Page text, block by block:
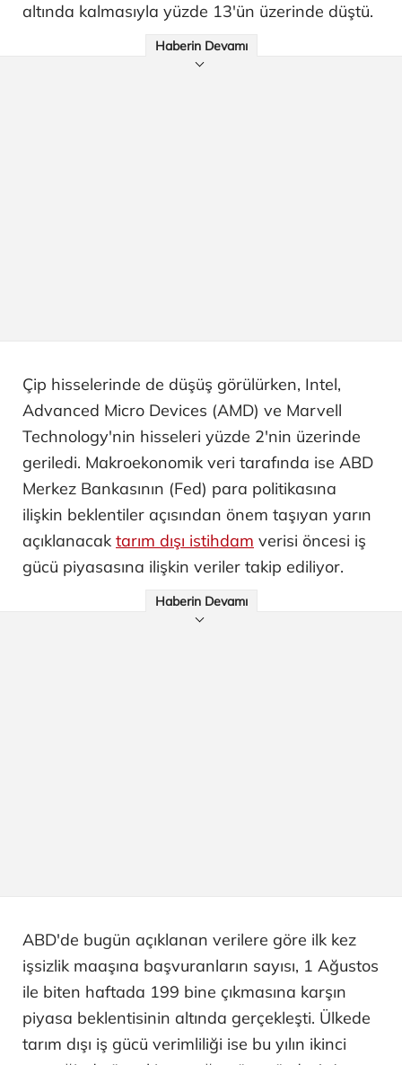
altında kalmasıyla yüzde 13'ün üzerinde düştü.
Haberin Devamı
Çip hisselerinde de düşüş görülürken, Intel,
Advanced Micro Devices (AMD) ve Marvell
Technology'nin hisseleri yüzde 2'nin üzerinde
geriledi. Makroekonomik veri tarafında ise ABD
Merkez Bankasının (Fed) para politikasına
ilişkin beklentiler açısından önem taşıyan yarın
açıklanacak tarım dışı istihdam verisi öncesi iş
gücü piyasasına ilişkin veriler takip ediliyor.
Haberin Devamı
ABD'de bugün açıklanan verilere göre ilk kez
işsizlik maaşına başvuranların sayısı, 1 Ağustos
ile biten haftada 199 bine çıkmasına karşın
piyasa beklentisinin altında gerçekleşti. Ülkede
tarım dışı iş gücü verimliliği ise bu yılın ikinci